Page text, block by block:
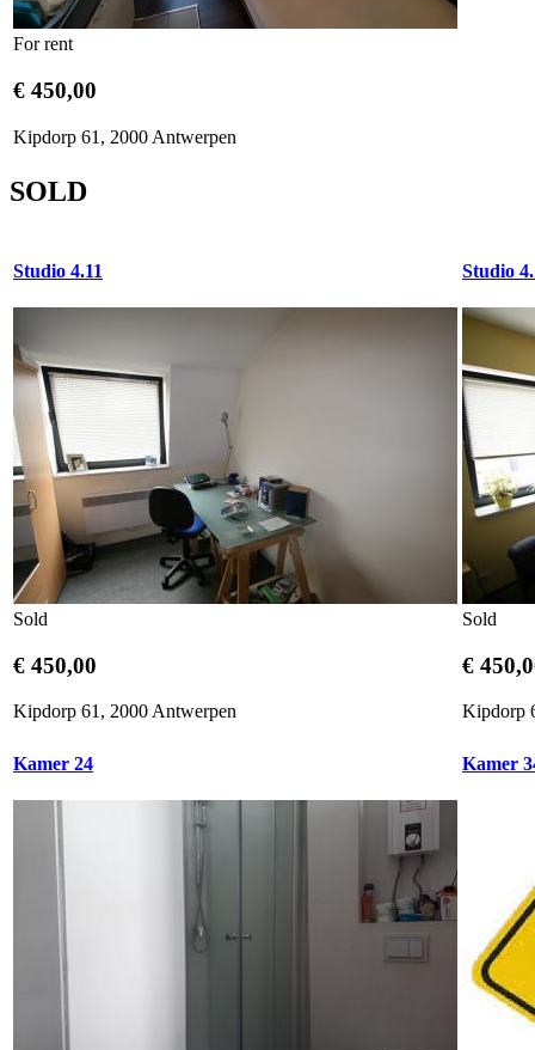
For rent
€ 450,00
Kipdorp 61, 2000 Antwerpen
SOLD
Studio 4.11
Sold
€ 450,00
Kipdorp 61, 2000 Antwerpen
Studio
Sold
€
Kipdorp
Kamer 24 Kamer